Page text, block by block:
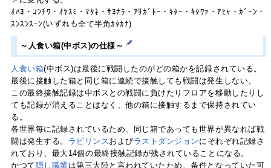
ｵﾊﾖ・ｺﾝﾁﾜ・ｵﾔｽﾐ・ﾏﾀﾈ・ｻﾖﾅﾗ・ｱﾘｶﾞﾄｰ・ｷﾀｰ・ｷﾀﾜｧ・ｱﾋｬ・ｶﾞｰﾝ・
ｽﾝｽﾝｽｰﾝ(いずれも全て半角ｶﾀｶﾅ)
～人食い箱(中ボス)の仕様～
人食い箱(中ボス)は最後に戦闘したのがどの箱かを記録されている。
最後に接触した箱と同じ箱に連続で接触しても戦闘は発生しない。
この最終接触記録は中ボスとの戦闘に負けたりフロアを移動したりし
ても記録が消えることはなく、他の箱に接触するまで保持されてい
る。
各世界毎に記録されているため、同じ箱であっても世界が異なれば戦
闘は発生する。 ラビリンス およびラストダンジョン にそれぞれ記録さ
れており、最大14個の最終接触記録が残されていることになる。
かつて隠し職業は第三大陸と言われていたため、条件となっていた可